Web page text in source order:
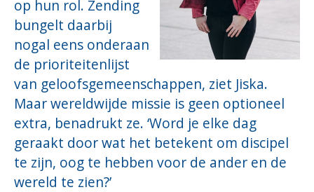
op hun rol. Zending
bungelt daarbij
nogal eens onderaan
de prioriteitenlijst
van geloofsgemeenschappen, ziet Jiska.
Maar wereldwijde missie is geen optioneel
extra, benadrukt ze. ‘Word je elke dag
geraakt door wat het betekent om discipel
te zijn, oog te hebben voor de ander en de
wereld te zien?’